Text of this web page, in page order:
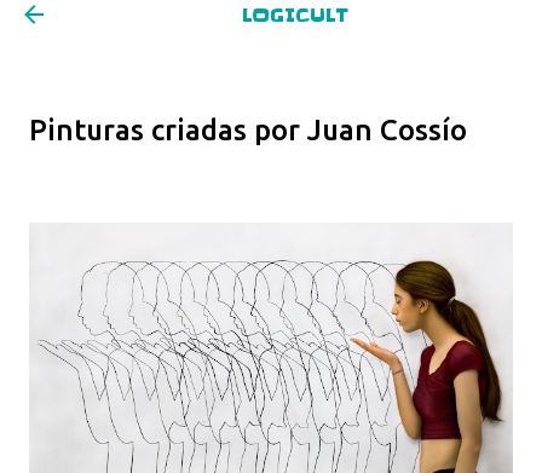
LOGICULT
Pinturas criadas por Juan Cossío